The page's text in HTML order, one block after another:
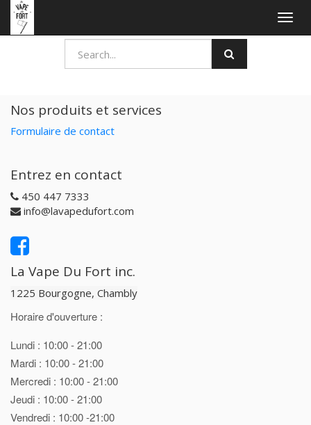
Nos produits et services
Formulaire de contact
Entrez en contact
450 447 7333
info@lavapedufort.com
La Vape Du Fort inc.
1225 Bourgogne, Chambly
Horaire d'ouverture :
Lundi : 10:00 - 21:00
Mardi : 10:00 - 21:00
Mercredi : 10:00 - 21:00
Jeudi : 10:00 - 21:00
Vendredi : 10:00 -21:00